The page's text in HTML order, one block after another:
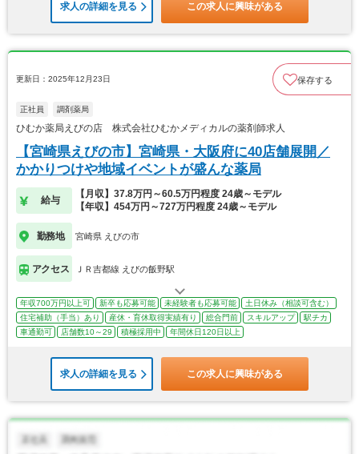
求人の詳細を見る この求人に興味がある
更新日：2025年12月23日 保存する
正社員 調剤薬局
ひむか薬局えびの店 株式会社ひむかメディカルの薬剤師求人
【宮崎県えびの市】宮崎県・大阪府に40店舗展開／
かかりつけや地域イベントが盛んな薬局
給与
【月収】37.8万円～60.5万円程度 24歳～モデル
【年収】454万円～727万円程度 24歳～モデル
勤務地 宮崎県 えびの市
アクセス ＪＲ吉都線 えびの飯野駅
年収700万円以上可 新卒も応募可能 未経験者も応募可能
土日休み（相談可含む）
住宅補助（手当）あり
産休・育休取得実績有り 総合門前 スキルアップ
駅チカ
車通勤可
店舗数10～29 積極採用中 年間休日120日以上
求人の詳細を見る この求人に興味がある